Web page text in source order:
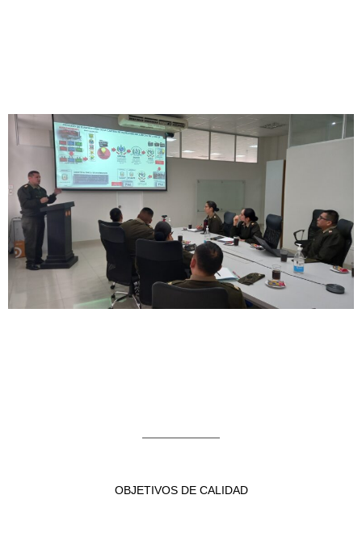
OBJETIVOS DE CALIDAD